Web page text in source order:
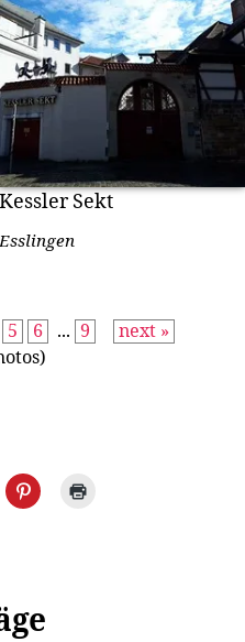
Kessler Sekt
Esslingen
5 6 ... 9
next »